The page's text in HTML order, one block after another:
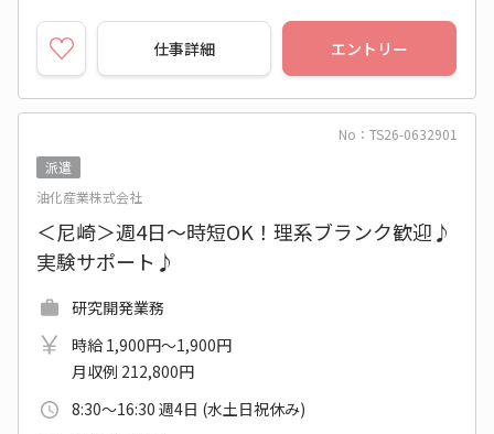
仕事詳細 エントリー
No：TS26-0632901
派遣
油化産業株式会社
＜尼崎＞週4日～時短OK！理系ブランク歓迎♪
実験サポート♪
研究開発業務
時給 1,900円～1,900円
月収例 212,800円
8:30～16:30 週4日 (水土日祝休み)